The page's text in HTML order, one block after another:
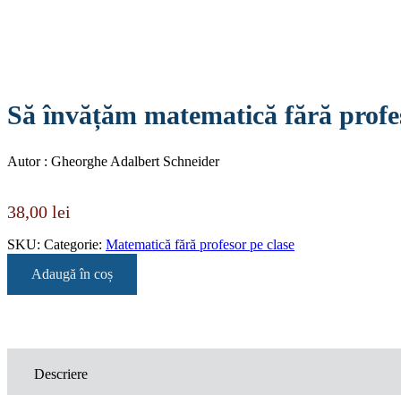
Să învățăm matematică fără
Autor : Gheorghe Adalbert Schneider
38,00 lei
SKU: Categorie: Matematică fără profesor pe clase
Adaugă în coș
Descriere